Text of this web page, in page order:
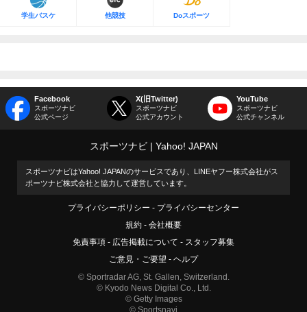
学生バスケ 他競技 Doスポーツ
Facebook
スポーツナビ
公式ページ
X(旧Twitter)
スポーツナビ
公式アカウント
YouTube
スポーツナビ
公式チャンネル
スポーツナビ Yahoo! JAPAN
スポーツナビはYahoo! JAPANのサービスであり、LINEヤフー株式会社がス
ポーツナビ株式会社と協力して運営しています。
プライバシーポリシー
プライバシーセンター
規約
会社概要
免責事項
広告掲載について
スタッフ募集
ご意見・ご要望
ヘルプ
© Sportradar AG, St. Gallen, Switzerland.
© Kyodo News Digital Co., Ltd.
© Getty Images
© Sportsnavi